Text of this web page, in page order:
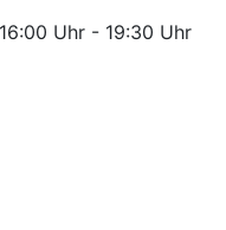
Uhr - 19:30 Uhr